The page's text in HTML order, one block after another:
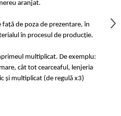
aranjat.
de poza de prezentare, în
în procesul de producție.
multiplicat. De exemplu:
cât tot cearceaful, lenjeria
și multiplicat (de regulă x3)